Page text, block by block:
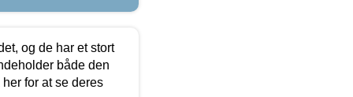
og de har et stort
både den
for at se deres